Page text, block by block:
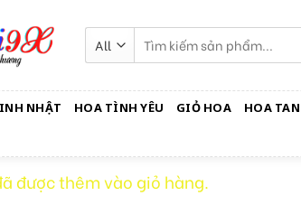
kiếm:
NHẬT HOA TÌNH YÊU GIỎ HOA HOA
được thêm vào giỏ hàng.